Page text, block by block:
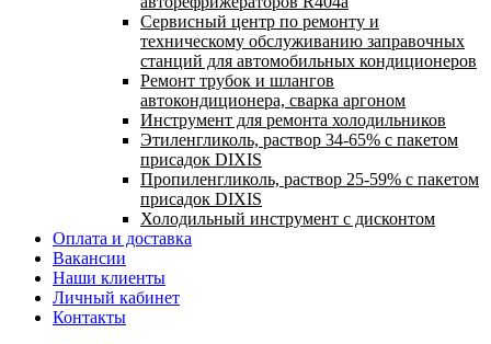
Сервисный центр по ремонту и
техническому обслуживанию заправочных
станций для автомобильных кондиционеров
Ремонт трубок и шлангов
автокондиционера, сварка аргоном
Инструмент для ремонта холодильников
Этиленгликоль, раствор 34-65% с пакетом
присадок DIXIS
Пропиленгликоль, раствор 25-59% с пакетом
присадок DIXIS
Холодильный инструмент с дисконтом
Оплата и доставка
Вакансии
Наши клиенты
Личный кабинет
Контакты